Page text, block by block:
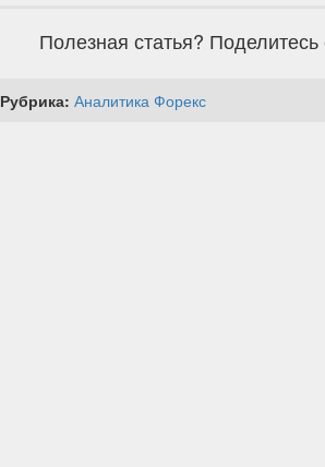
Полезная статья?
Рубрика: Аналитика Форекс